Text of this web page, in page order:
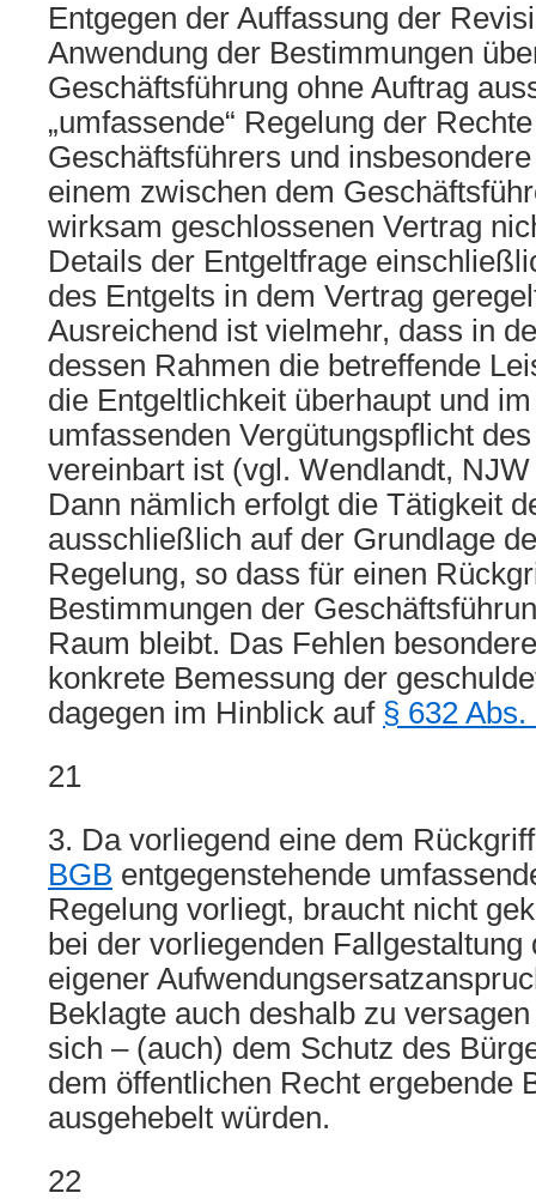
Entgegen der Auffassung der
Anwendung der Bestimmungen
Geschäftsführung ohne Auftrag
„umfassende“ Regelung der
Geschäftsführers und
einem zwischen dem
wirksam geschlossenen Vertrag
Details der Entgeltfrage
des Entgelts in dem Vertrag
Ausreichend ist vielmehr, dass in
dessen Rahmen die betreffende
die Entgeltlichkeit überhaupt und
umfassenden Vergütungspflicht
vereinbart ist (vgl. Wendlandt,
Dann nämlich erfolgt die Tätigkeit
ausschließlich auf der Grundlage
Regelung, so dass für einen
Bestimmungen der
Raum bleibt. Das Fehlen
konkrete Bemessung der
dagegen im Hinblick auf § 632 Abs.
21
3. Da vorliegend eine dem
BGB entgegenstehende
Regelung vorliegt, braucht nicht
bei der vorliegenden Fallgestaltung
eigener
Beklagte auch deshalb zu
sich – (auch) dem Schutz des
dem öffentlichen Recht ergebende
ausgehebelt würden.
22